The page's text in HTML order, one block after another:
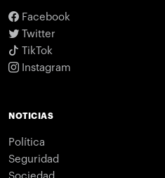
Facebook
Twitter
TikTok
Instagram
NOTICIAS
Política
Seguridad